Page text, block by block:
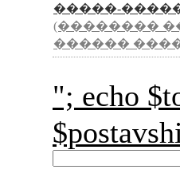
�����-
(��������
������
"; echo